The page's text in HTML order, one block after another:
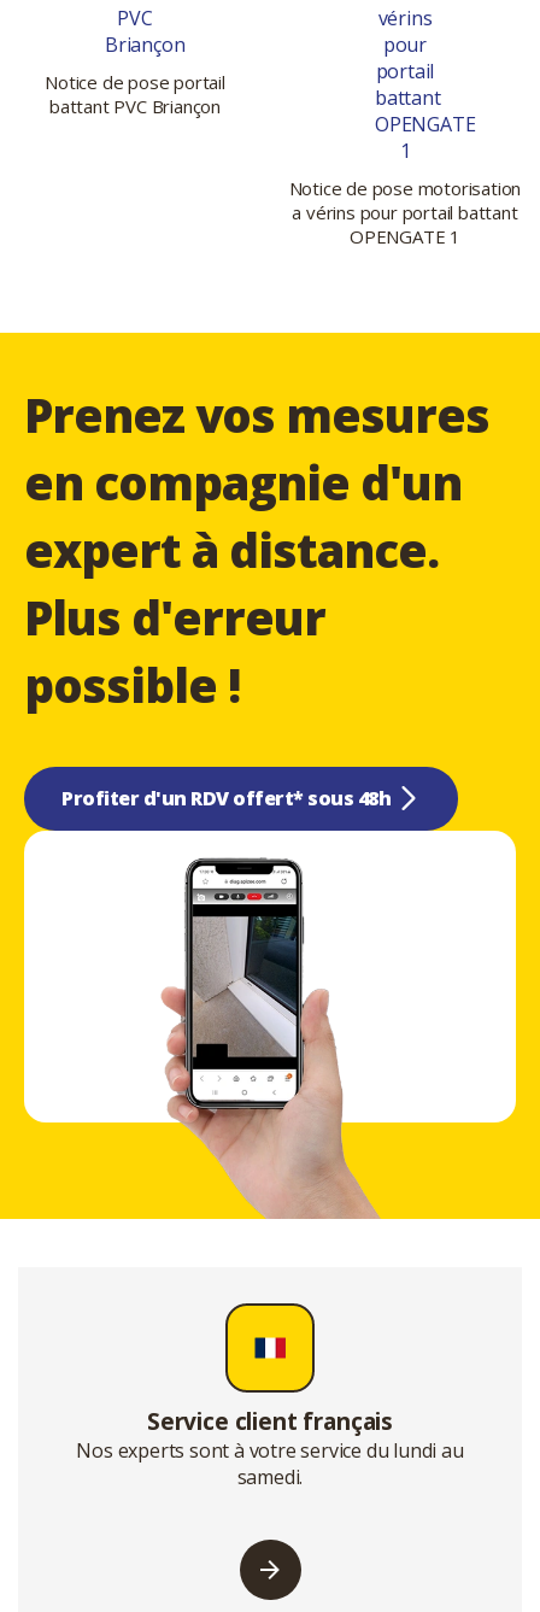
Notice de pose portail
battant PVC Briançon
Notice de pose motorisation
a vérins pour portail battant
OPENGATE 1
Prenez vos mesures
en compagnie d'un
expert à distance.
Plus d'erreur
possible !
Profiter d'un RDV offert* sous 48h
Service client français
Nos experts sont à votre service du lundi au
samedi.